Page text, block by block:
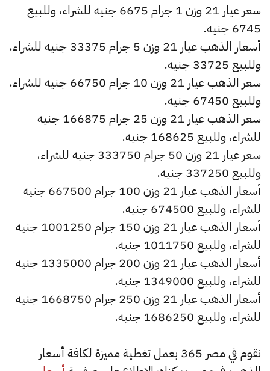
سعر عيار 21 وزن 1 جرام 6675 جنيه للشراء، وللبيع
6745 جنيه.
أسعار الذهب عيار 21 وزن 5 جرام 33375 جنيه للشراء،
وللبيع 33725 جنيه.
سعر الذهب عيار 21 وزن 10 جرام 66750 جنيه للشراء،
وللبيع 67450 جنيه.
سعر الذهب عيار 21 وزن 25 جرام 166875 جنيه
للشراء، وللبيع 168625 جنيه.
سعر عيار 21 وزن 50 جرام 333750 جنيه للشراء،
وللبيع 337250 جنيه.
أسعار الذهب عيار 21 وزن 100 جرام 667500 جنيه
للشراء، وللبيع 674500 جنيه.
أسعار الذهب عيار 21 وزن 150 جرام 1001250 جنيه
للشراء، وللبيع 1011750 جنيه.
أسعار الذهب عيار 21 وزن 200 جرام 1335000 جنيه
للشراء، وللبيع 1349000 جنيه.
أسعار الذهب عيار 21 وزن 250 جرام 1668750 جنيه
للشراء، وللبيع 1686250 جنيه.
نقوم في مصر 365 بعمل تغطية مميزة لكافة أسعار